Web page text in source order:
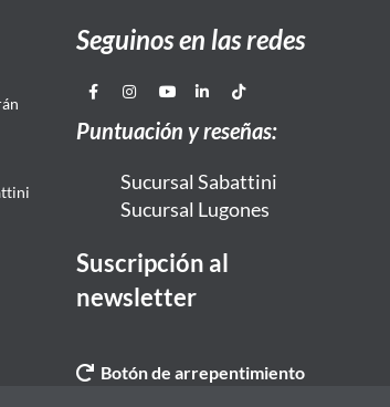
Seguinos en las redes
Puntuación y reseñas:
Sucursal Sabattini
Sucursal Lugones
Suscripción al
newsletter
Botón de arrepentimiento